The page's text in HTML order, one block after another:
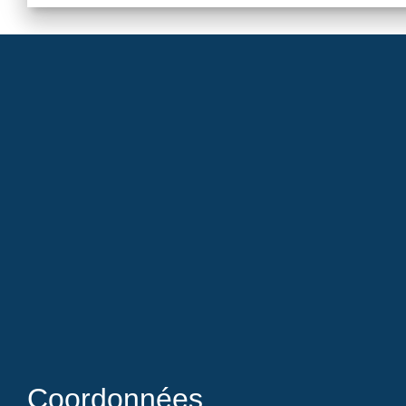
Coordonnées